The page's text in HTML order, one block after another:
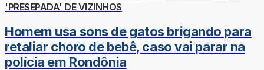
'PRESEPADA' DE VIZINHOS
Homem usa sons de gatos brigando para
retaliar choro de bebê, caso vai parar na
polícia em Rondônia